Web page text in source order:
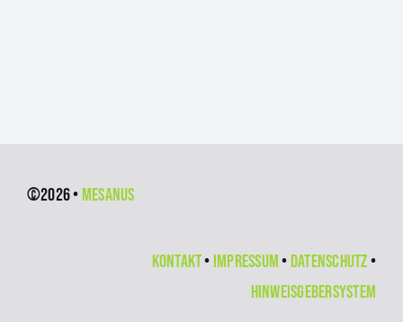
©2026•Mesanus
Kontakt•Impressum•Datenschutz•
Hinweisgebersystem